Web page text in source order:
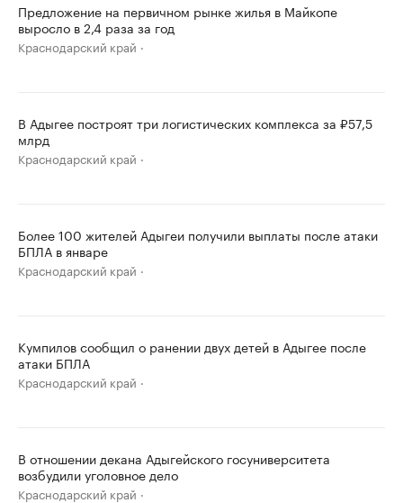
Предложение на первичном рынке жилья в Майкопе
выросло в 2,4 раза за год
Краснодарский край
В Адыгее построят три логистических комплекса за ₽57,5
млрд
Краснодарский край
Более 100 жителей Адыгеи получили выплаты после атаки
БПЛА в январе
Краснодарский край
Кумпилов сообщил о ранении двух детей в Адыгее после
атаки БПЛА
Краснодарский край
В отношении декана Адыгейского госуниверситета
возбудили уголовное дело
Краснодарский край